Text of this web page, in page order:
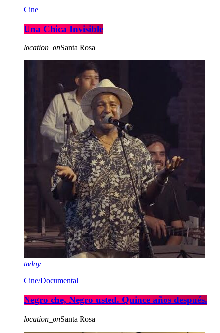
Cine
Una Chica Invisible
location_onSanta Rosa
today
Cine/Documental
Negro che, Negro usted. Quince años después.
location_onSanta Rosa